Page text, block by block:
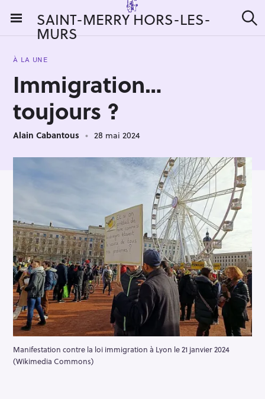
i
SAINT-MERRY HORS-LES-
MURS e
À LA UNE
Immigration…
toujours ?
Alain Cabantous 28 mai 2024
Manifestation contre la loi immigration à Lyon le 21 janvier 2024
(Wikimedia Commons)